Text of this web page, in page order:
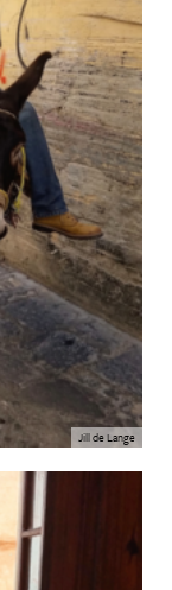
Jill de Lange